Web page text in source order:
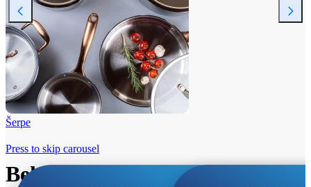
Šerpe
Beko i Tesla super cene
Press to skip carousel